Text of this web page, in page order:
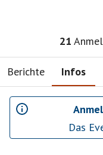
21
Berichte Infos
Das